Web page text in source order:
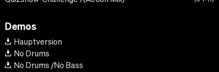
Demos
Hauptversion
No Drums
No Drums /No Bass